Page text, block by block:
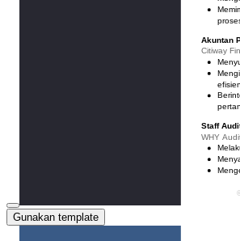
Gunakan template